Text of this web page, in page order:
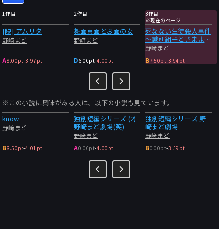
1作目
[映] アムリタ
野﨑まど
A8.00pt-3.97pt
2作目
舞面真面とお面の女
野﨑まど
D6.00pt-4.00pt
3作目
※現在のページ
死なない生徒殺人事件
～識別組子とさまよえ
る不死～
野﨑まど
B7.50pt-3.94pt
※この小説に興味がある人は、以下の小説も見ています。
know
野﨑まど
B8.50pt-4.01pt
独創短編シリーズ (2)
野崎まど劇場(笑)
野﨑まど
A0.00pt-4.00pt
独創短編シリーズ 野
崎まど劇場
野﨑まど
B0.00pt-3.59pt